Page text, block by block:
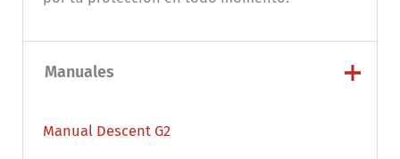
Manuales
Manual Descent G2